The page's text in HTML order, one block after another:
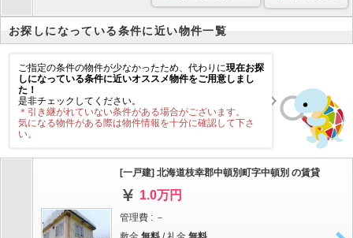
お探しになっている条件に近い物件一覧
ご指定の条件の物件が少なかったため、代わりに現在お探
しになっている条件に近いオススメ物件をご用意しまし
た！
是非チェックしてください。
＊引き継がれていない条件がある場合がございます。
気になる物件がある際は物件情報を十分に確認して下さ
い。
[一戸建] 北海道枝幸郡中頓別町字中頓別 の賃貸
1.0万円
管理費 : －